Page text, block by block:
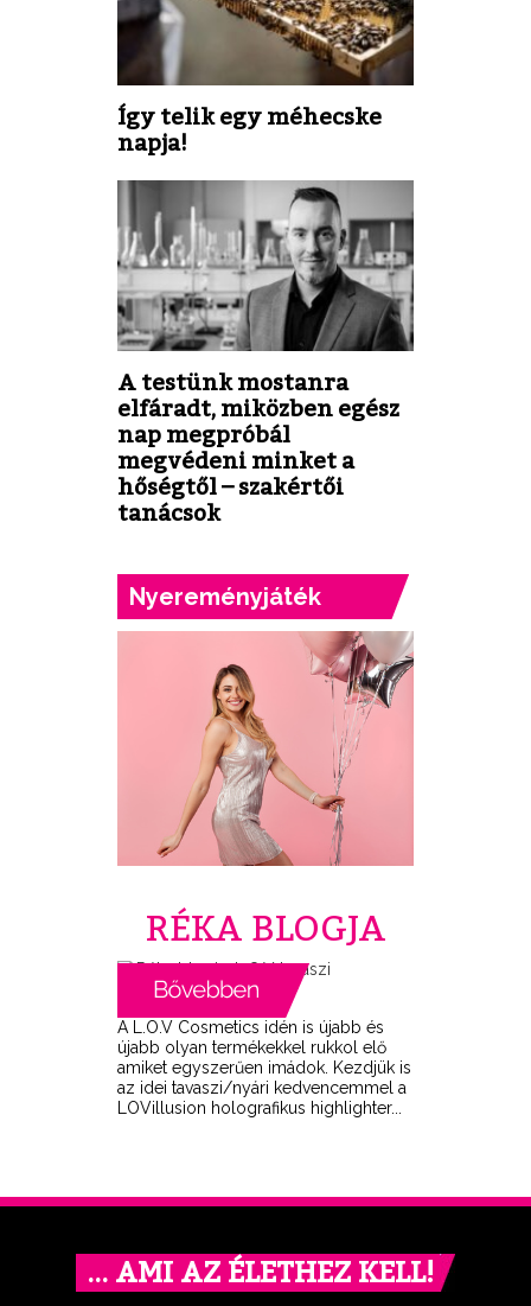
Így telik egy méhecske
napja!
A testünk mostanra
elfáradt, miközben egész
nap megpróbál
megvédeni minket a
hőségtől – szakértői
tanácsok
Nyereményjáték
RÉKA BLOGJA
A L.O.V Cosmetics idén is újabb és
újabb olyan termékekkel rukkol elő
amiket egyszerűen imádok. Kezdjük is
az idei tavaszi/nyári kedvencemmel a
LOVillusion holografikus highlighter...
… AMI AZ ÉLETHEZ KELL!